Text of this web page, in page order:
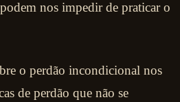
nos impedir de praticar o
o perdão incondicional nos
de perdão que não se